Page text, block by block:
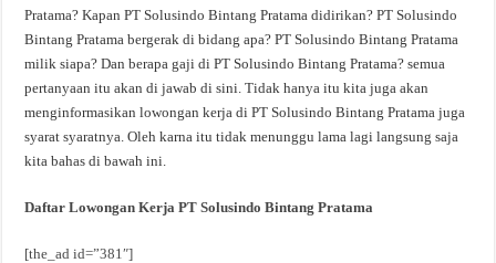
Pratama? Kapan PT Solusindo Bintang Pratama didirikan? PT Solusindo
Bintang Pratama bergerak di bidang apa? PT Solusindo Bintang Pratama
milik siapa? Dan berapa gaji di PT Solusindo Bintang Pratama? semua
pertanyaan itu akan di jawab di sini. Tidak hanya itu kita juga akan
menginformasikan lowongan kerja di PT Solusindo Bintang Pratama juga
syarat syaratnya. Oleh karna itu tidak menunggu lama lagi langsung saja
kita bahas di bawah ini.
Daftar Lowongan Kerja PT Solusindo Bintang Pratama
[the_ad id=”381″]